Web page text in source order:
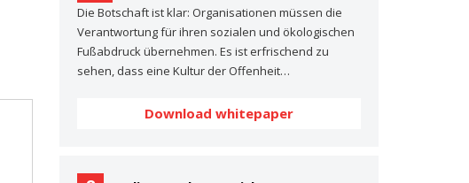
Die Botschaft ist klar: Organisationen müssen die
Verantwortung für ihren sozialen und ökologischen
Fußabdruck übernehmen. Es ist erfrischend zu
sehen, dass eine Kultur der Offenheit…
Download whitepaper